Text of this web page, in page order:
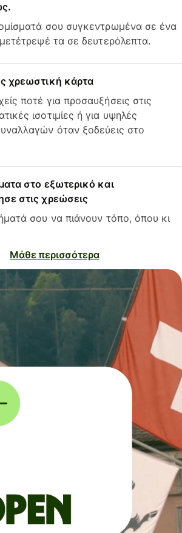
σου συγκεντρωμένα σε ένα
τα σε δευτερόλεπτα.
χρεωστική κάρτα
ποτέ για προσαυξήσεις στις
ισοτιμίες ή για υψηλές
όταν ξοδεύεις στο
στο εξωτερικό και
στις χρεώσεις
σου να πιάνουν τόπο, όπου κι
Μάθε περισσότερα